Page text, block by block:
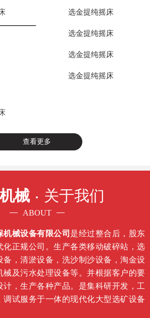
选金提纯摇床
选金提纯摇床
选金提纯摇床
选金提纯摇床
查看更多
械 关于我们
ABOUT
机械设备有限公司 是经过整合后，股东
化正规公司。生产各类移动破碎站，选
备，清淤设备，洗沙制沙设备，淘金设
械及污水处理设备等。并根据客户的要
计，生产各种产品。是集科研开发，工
调试服务于一体的现代化大型选矿设备